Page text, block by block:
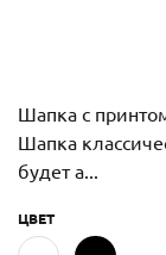
Шапка с
Шапка
будет а...
ЦВЕТ